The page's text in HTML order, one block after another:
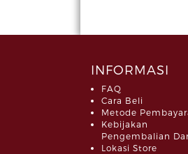
INFORMASI
FAQ
Cara Beli
Metode
Kebijakan
Pengembalian
Lokasi Store